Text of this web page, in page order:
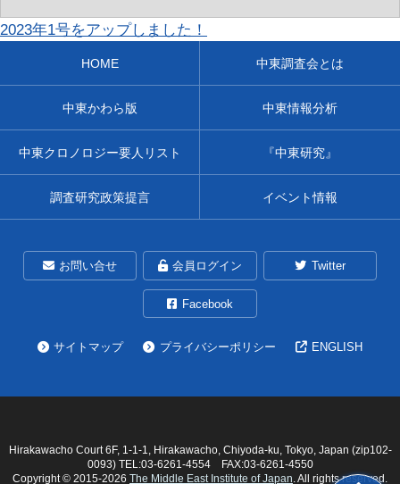
2023年1号をアップしました！
HOME 中東調査会とは
中東かわら版 中東情報分析
中東クロノロジー要人リスト 『中東研究』
調査研究政策提言 イベント情報
お問い合せ 会員ログイン Twitter
Facebook
サイトマップ プライバシーポリシー ENGLISH
Hirakawacho Court 6F, 1-1-1, Hirakawacho, Chiyoda-ku, Tokyo, Japan (zip102-
0093) TEL:03-6261-4554 FAX:03-6261-4550
Copyright © 2015-2026 The Middle East Institute of Japan. All rights reserved.